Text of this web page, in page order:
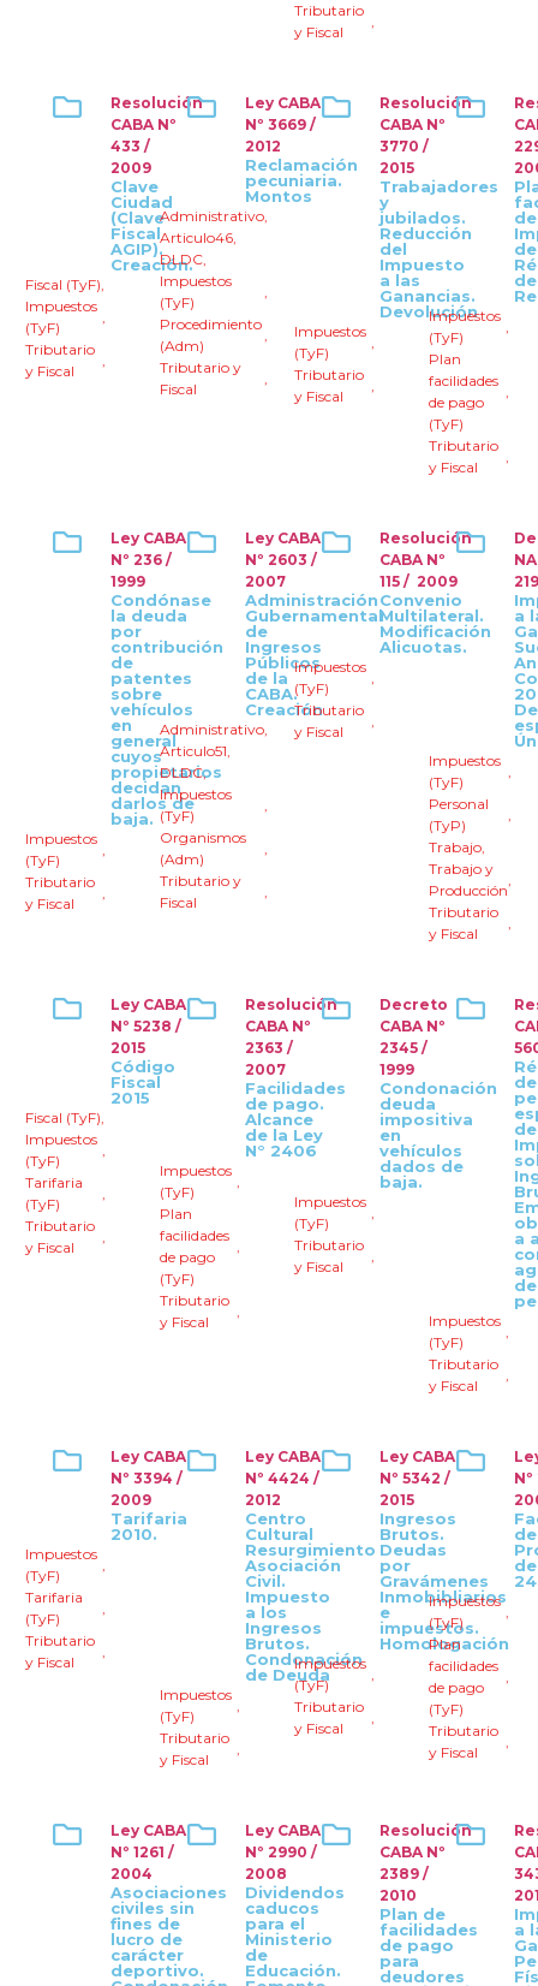
Tributario
y Fiscal
,
Resolución
CABA Nº
433 /
2009
Clave
Ciudad
(Clave
Fiscal
AGIP).
Creación.
Fiscal (TyF),
Impuestos
(TyF)
,
Tributario
y Fiscal
,
Ley CABA
Nº 3669 /
2012
Reclamación
pecuniaria.
Montos
Administrativo,
Articulo46,
DLDC,
Impuestos
(TyF)
,
Procedimiento
(Adm)
,
Tributario y
Fiscal
,
Resolución
CABA Nº
3770 /
2015
Trabajadores
y
jubilados.
Reducción
del
Impuesto
a las
Ganancias.
Devolución
Impuestos
(TyF)
,
Tributario
y Fiscal
,
de
Impuestos
(TyF)
,
Plan
facilidades
de pago
(TyF)
,
Tributario
y Fiscal
,
Ley CABA
Nº 236 /
1999
Condónase
la deuda
por
contribución
de
patentes
sobre
vehículos
en
general
cuyos
propietarios
decidan
darlos de
baja.
Impuestos
(TyF)
,
Tributario
y Fiscal
,
Ley CABA
Nº 2603 /
2007
Administración
Gubernamental
de
Ingresos
Públicos
de la
CABA.
Creación
Administrativo,
Articulo51,
DLDC,
Impuestos
(TyF)
,
Organismos
(Adm)
,
Tributario y
Fiscal
,
Resolución
CABA Nº
115 / 2009
Convenio
Multilateral.
Modificación
Alicuotas.
Impuestos
(TyF)
,
Tributario
y Fiscal
,
a
Impuestos
(TyF)
,
Personal
(TyP)
,
Trabajo,
Trabajo y
Producción
,
Tributario
y Fiscal
,
Ley CABA
Nº 5238 /
2015
Código
Fiscal
2015
Fiscal (TyF),
Impuestos
(TyF)
,
Tarifaria
(TyF)
,
Tributario
y Fiscal
,
Resolución
CABA Nº
2363 /
2007
Facilidades
de pago.
Alcance
de la Ley
N° 2406
Impuestos
(TyF)
,
Plan
facilidades
de pago
(TyF)
,
Tributario
y Fiscal
,
Decreto
CABA Nº
2345 /
1999
Condonación
deuda
impositiva
en
vehículos
dados de
baja.
Impuestos
(TyF)
,
Tributario
y Fiscal
,
de
a
de
Impuestos
(TyF)
,
Tributario
y Fiscal
,
Ley CABA
Nº 3394 /
2009
Tarifaria
2010.
Impuestos
(TyF)
,
Tarifaria
(TyF)
,
Tributario
y Fiscal
,
Ley CABA
Nº 4424 /
2012
Centro
Cultural
Resurgimiento
Asociación
Civil.
Impuesto
a los
Ingresos
Brutos.
Condonación
de Deuda
Impuestos
(TyF)
,
Tributario
y Fiscal
,
Ley CABA
Nº 5342 /
2015
Ingresos
Brutos.
Deudas
por
Gravámenes
Inmobibliarios
e
impuestos.
Homologación
Impuestos
(TyF)
,
Tributario
y Fiscal
,
Impuestos
(TyF)
,
Plan
facilidades
de pago
(TyF)
,
Tributario
y Fiscal
,
Ley CABA
Nº 1261 /
2004
Asociaciones
civiles sin
fines de
lucro de
carácter
deportivo.
Ley CABA
Nº 2990 /
2008
Dividendos
caducos
para el
Ministerio
de
Educación.
Resolución
CABA Nº
2389 /
2010
Plan de
facilidades
de pago
para
deudores
a